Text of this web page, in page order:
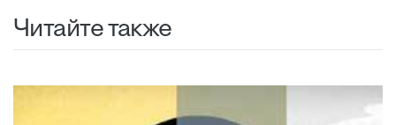
Читайте также